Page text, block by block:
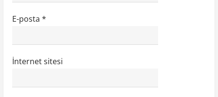
E-posta *
İnternet sitesi